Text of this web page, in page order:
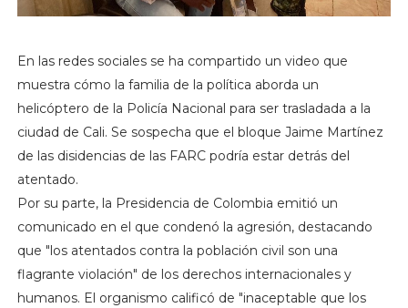
En las redes sociales se ha compartido un video que
muestra cómo la familia de la política aborda un
helicóptero de la Policía Nacional para ser trasladada a la
ciudad de Cali. Se sospecha que el bloque Jaime Martínez
de las disidencias de las FARC podría estar detrás del
atentado.
Por su parte, la Presidencia de Colombia emitió un
comunicado en el que condenó la agresión, destacando
que "los atentados contra la población civil son una
flagrante violación" de los derechos internacionales y
humanos. El organismo calificó de "inaceptable que los